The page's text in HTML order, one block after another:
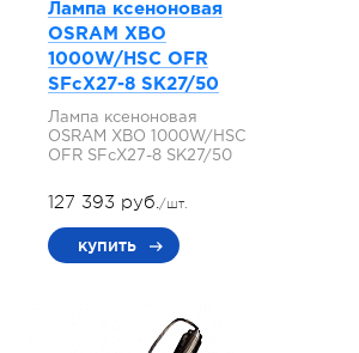
Лампа ксеноновая
OSRAM XBO
1000W/HSC OFR
SFcX27-8 SK27/50
Лампа ксеноновая
OSRAM XBO 1000W/HSC
OFR SFcX27-8 SK27/50
127 393 руб./шт.
купить